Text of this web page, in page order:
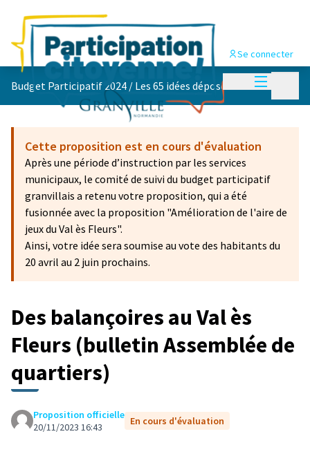
Menu
Se connecter
Budget Participatif 2024 / Les 65 idées déposées 💡
Cette proposition est en cours d'évaluation
Après une période d’instruction par les services
municipaux, le comité de suivi du budget participatif
granvillais a retenu votre proposition, qui a été
fusionnée avec la proposition "Amélioration de l'aire de
jeux du Val ès Fleurs".
Ainsi, votre idée sera soumise au vote des habitants du
20 avril au 2 juin prochains.
Des balançoires au Val ès
Fleurs (bulletin Assemblée de
quartiers)
Proposition officielle
20/11/2023 16:43
En cours d'évaluation